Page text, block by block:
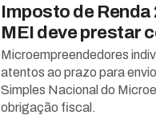
Imposto de
MEI deve prestar
Microempreendedores
atentos ao prazo para
Simples Nacional do
obrigação fiscal.